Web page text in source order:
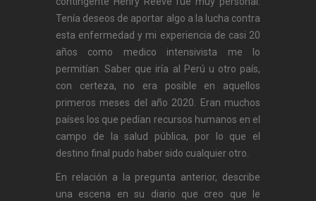
Tenía deseos de aportar algo a la lucha contra
esta enfermedad y mi experiencia de casi 20
años como medico intensivista me lo
permitían. Saber que iría al Perú u otro país,
con certeza, no era posible en aquellos
primeros meses del año 2020. Eran muchos
países los que pedían recursos humanos en el
campo de la salud pública, por lo que el
destino final pudo haber sido cualquier otro.
En relación a la pregunta anterior, describe
una escena en su diario que creo que le